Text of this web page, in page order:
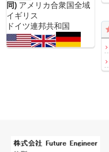
同) アメリカ合衆国全域
イギリス
ドイツ連邦共和国